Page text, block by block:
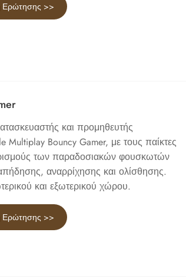
>>
και προμηθευτής
Bouncy Gamer, με τους παίκτες
των παραδοσιακών φουσκωτών
αναρρίχησης και ολίσθησης.
και εξωτερικού χώρου.
>>